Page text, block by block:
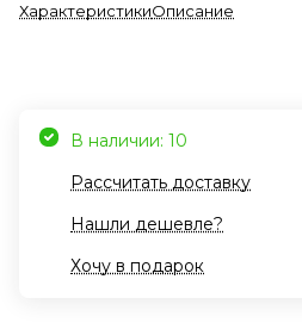
ХарактеристикиОписание
В наличии: 10
Рассчитать доставку
Нашли дешевле?
Хочу в подарок